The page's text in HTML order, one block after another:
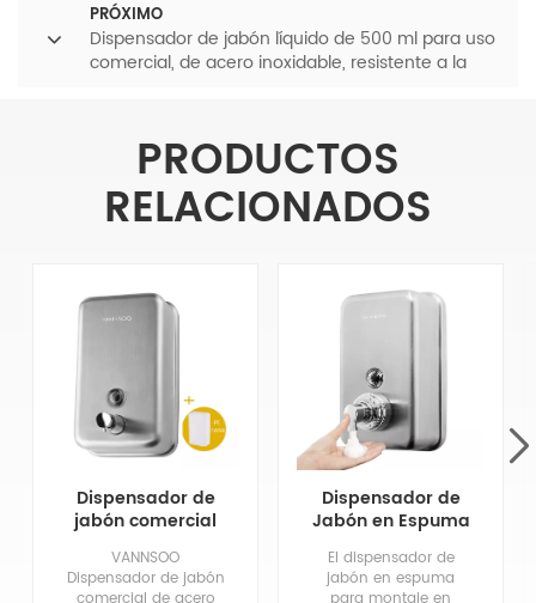
PRÓXIMO
Dispensador de jabón líquido de 500 ml para uso
comercial, de acero inoxidable, resistente a la
PRODUCTOS
RELACIONADOS
Dispensador de
jabón comercial
inoxidable para
montaje en pared
VANNSOO
Dispensador de jabón
Dispensador de
Jabón en Espuma
Acero Inoxidable
Comercial 1200Ml
El dispensador de
jabón en espuma